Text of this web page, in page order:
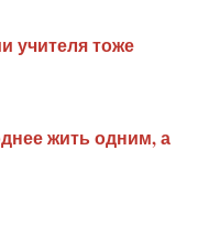
учителя тоже
жить одним, а